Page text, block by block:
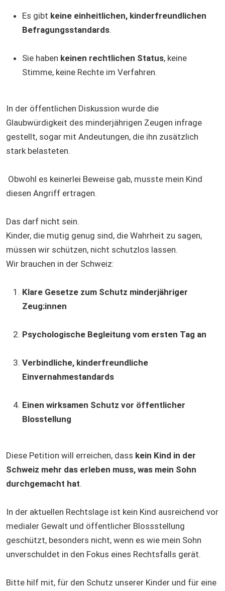
Es gibt keine einheitlichen, kinderfreundlichen
Befragungsstandards.
Sie haben keinen rechtlichen Status, keine
Stimme, keine Rechte im Verfahren.
In der öffentlichen Diskussion wurde die
Glaubwürdigkeit des minderjährigen Zeugen infrage
gestellt, sogar mit Andeutungen, die ihn zusätzlich
stark belasteten.
Obwohl es keinerlei Beweise gab, musste mein Kind
diesen Angriff ertragen.
Das darf nicht sein.
Kinder, die mutig genug sind, die Wahrheit zu sagen,
müssen wir schützen, nicht schutzlos lassen.
Wir brauchen in der Schweiz:
Klare Gesetze zum Schutz minderjähriger
Zeug:innen
Psychologische Begleitung vom ersten Tag an
Verbindliche, kinderfreundliche
Einvernahmestandards
Einen wirksamen Schutz vor öffentlicher
Blosstellung
Diese Petition will erreichen, dass kein Kind in der
Schweiz mehr das erleben muss, was mein Sohn
durchgemacht hat.
In der aktuellen Rechtslage ist kein Kind ausreichend vor
medialer Gewalt und öffentlicher Blossstellung
geschützt, besonders nicht, wenn es wie mein Sohn
unverschuldet in den Fokus eines Rechtsfalls gerät.
Bitte hilf mit, für den Schutz unserer Kinder und für eine